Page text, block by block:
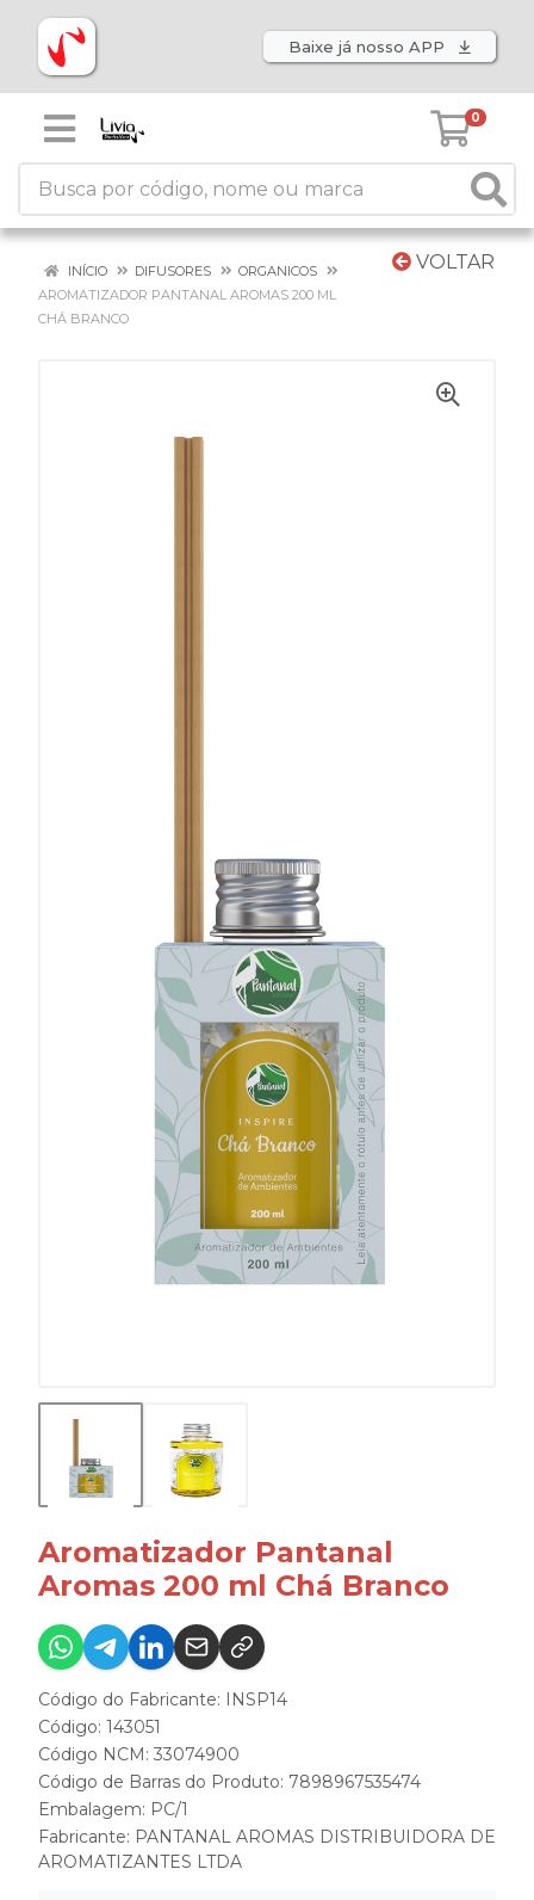
Baixe já nosso APP
0
VOLTAR
INÍCIO DIFUSORES
ORGANICOS
AROMATIZADOR PANTANAL AROMAS 200 ML
CHÁ BRANCO
Aromatizador Pantanal
Aromas 200 ml Chá Branco
Código do Fabricante: INSP14
Código: 143051
Código NCM: 33074900
Código de Barras do Produto: 7898967535474
Embalagem: PC/1
Fabricante: PANTANAL AROMAS DISTRIBUIDORA DE
AROMATIZANTES LTDA